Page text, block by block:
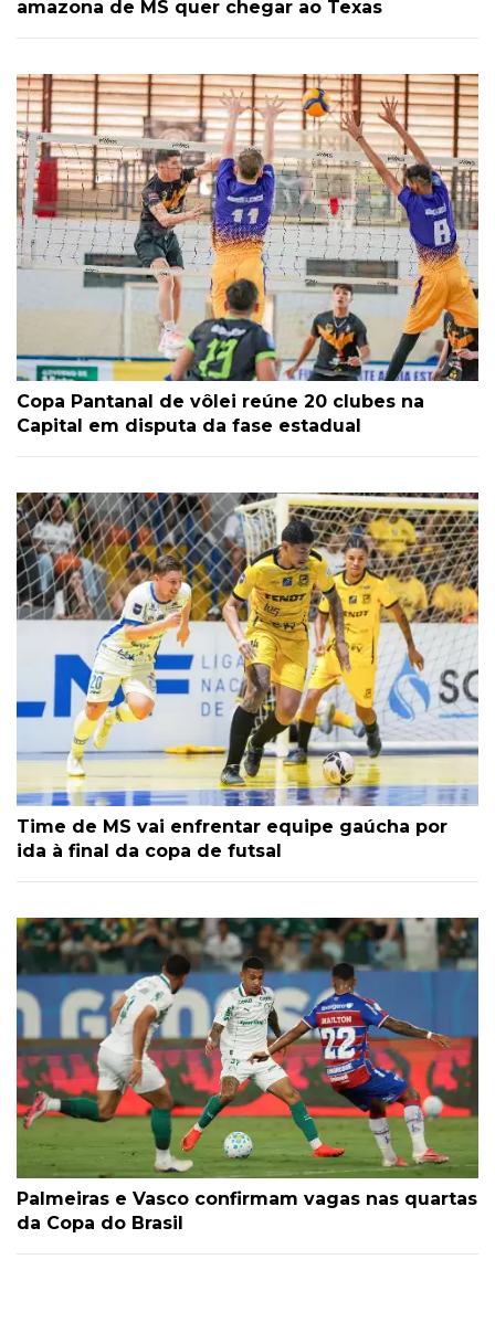
amazona de MS quer chegar ao Texas
Copa Pantanal de vôlei reúne 20 clubes na
Capital em disputa da fase estadual
Time de MS vai enfrentar equipe gaúcha por
ida à final da copa de futsal
Palmeiras e Vasco confirmam vagas nas quartas
da Copa do Brasil